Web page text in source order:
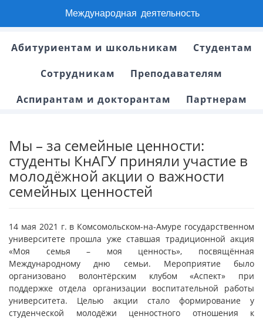
Международная деятельность
Абитуриентам и школьникам
Студентам
Сотрудникам
Преподавателям
Аспирантам и докторантам
Партнерам
Мы – за семейные ценности:
студенты КнАГУ приняли участие в
молодёжной акции о важности
семейных ценностей
14 мая 2021 г. в Комсомольском-на-Амуре государственном
университете прошла уже ставшая традиционной акция
«Моя семья – моя ценность», посвящённая
Международному дню семьи. Мероприятие было
организовано волонтёрским клубом «Аспект» при
поддержке отдела организации воспитательной работы
университета. Целью акции стало формирование у
студенческой молодёжи ценностного отношения к